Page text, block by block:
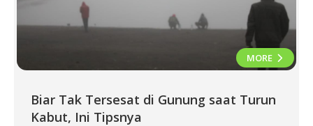
MORE
Biar Tak Tersesat di Gunung saat Turun
Kabut, Ini Tipsnya